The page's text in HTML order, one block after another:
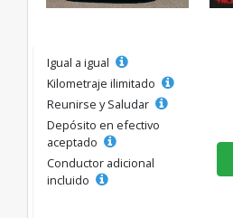
Igual a igual
Kilometraje ilimitado
Reunirse y Saludar
Depósito en efectivo
aceptado
Conductor adicional
incluido